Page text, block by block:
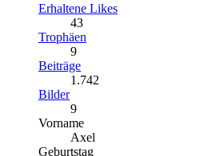
Erhaltene Likes
43
Trophäen
9
Beiträge
1.742
Bilder
9
Vorname
Axel
Geburtstag